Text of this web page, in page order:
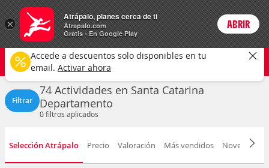
Actividades Login
Santa Catarina
Cualquier tipo Cualquier fecha
CAMBIAR
Filtrar
74 Actividades en Santa Catarina
Departamento
0filtros aplicados
Selección Atrápalo Precio Valoración Más vendidos Novedad
×
Atrápalo, planes cerca de ti
Atrapalo.com
Gratis - En Google Play
ABRIR
Accede a descuentos solo disponibles en tu
email. Activar ahora